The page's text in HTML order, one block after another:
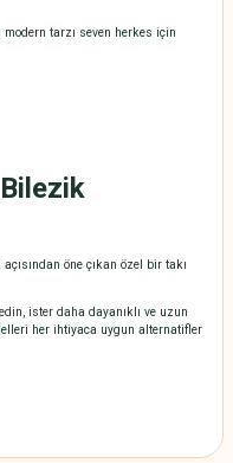
tarzı seven herkes için
öne çıkan özel bir takı
ister daha dayanıklı ve uzun
her ihtiyaca uygun alternatifler